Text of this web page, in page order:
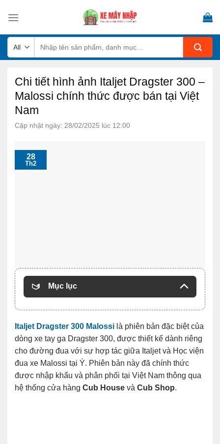
kiếm:
Chi tiết hình ảnh Italjet Dragster 300 –
Malossi chính thức được bán tại Việt
Nam
Cập nhật ngày: 28/02/2025 lúc 12:00
28
Th2
Mục lục
Italjet Dragster 300 Malossi là phiên bản đặc biệt của
dòng xe tay ga Dragster 300, được thiết kế dành riêng
cho đường đua với sự hợp tác giữa Italjet và Học viện
đua xe Malossi tại Ý. Phiên bản này đã chính thức
được nhập khẩu và phân phối tại Việt Nam thông qua
hệ thống cửa hàng Cub House và Cub Shop.